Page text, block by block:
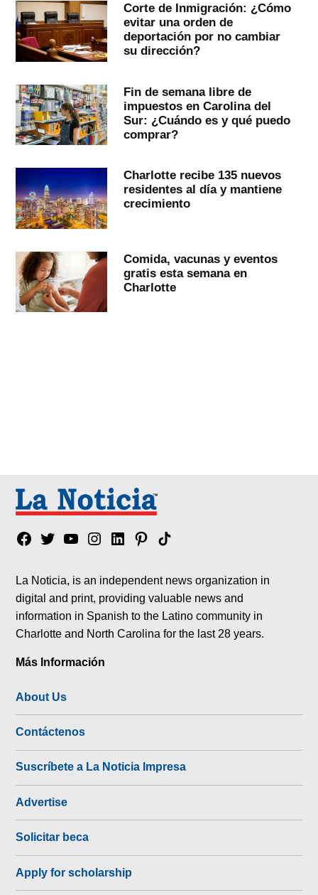
Corte de Inmigración: ¿Cómo
evitar una orden de
deportación por no cambiar
su dirección?
Fin de semana libre de
impuestos en Carolina del
Sur: ¿Cuándo es y qué puedo
comprar?
Charlotte recibe 135 nuevos
residentes al día y mantiene
crecimiento
Comida, vacunas y eventos
gratis esta semana en
Charlotte
Facebook
TwitterYouTubeInstagram
LinkedinPinterest
Tik
La Noticia, is an independent news organization in
digital and print, providing valuable news and
information in Spanish to the Latino community in
Charlotte and North Carolina for the last 28 years.
Más Información
About Us
Contáctenos
Suscríbete a La Noticia Impresa
Advertise
Solicitar beca
Apply for scholarship